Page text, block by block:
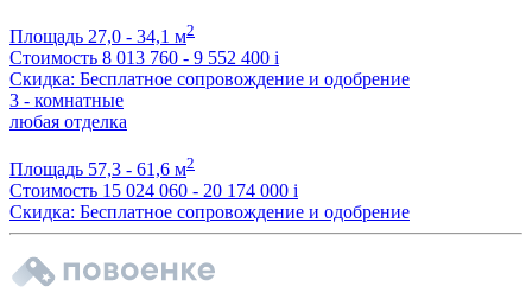
Площадь 27,0 - 34,1 м2
Стоимость 8 013 760 - 9 552 400 i
Скидка: Бесплатное сопровождение и одобрение
3 - комнатные
любая отделка
Площадь 57,3 - 61,6 м2
Стоимость 15 024 060 - 20 174 000 i
Скидка: Бесплатное сопровождение и одобрение